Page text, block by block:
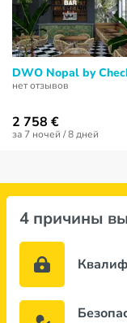
DWO Nopal by
нет отзывов
2 758 €
за 7 ночей / 8 дней
4 причины